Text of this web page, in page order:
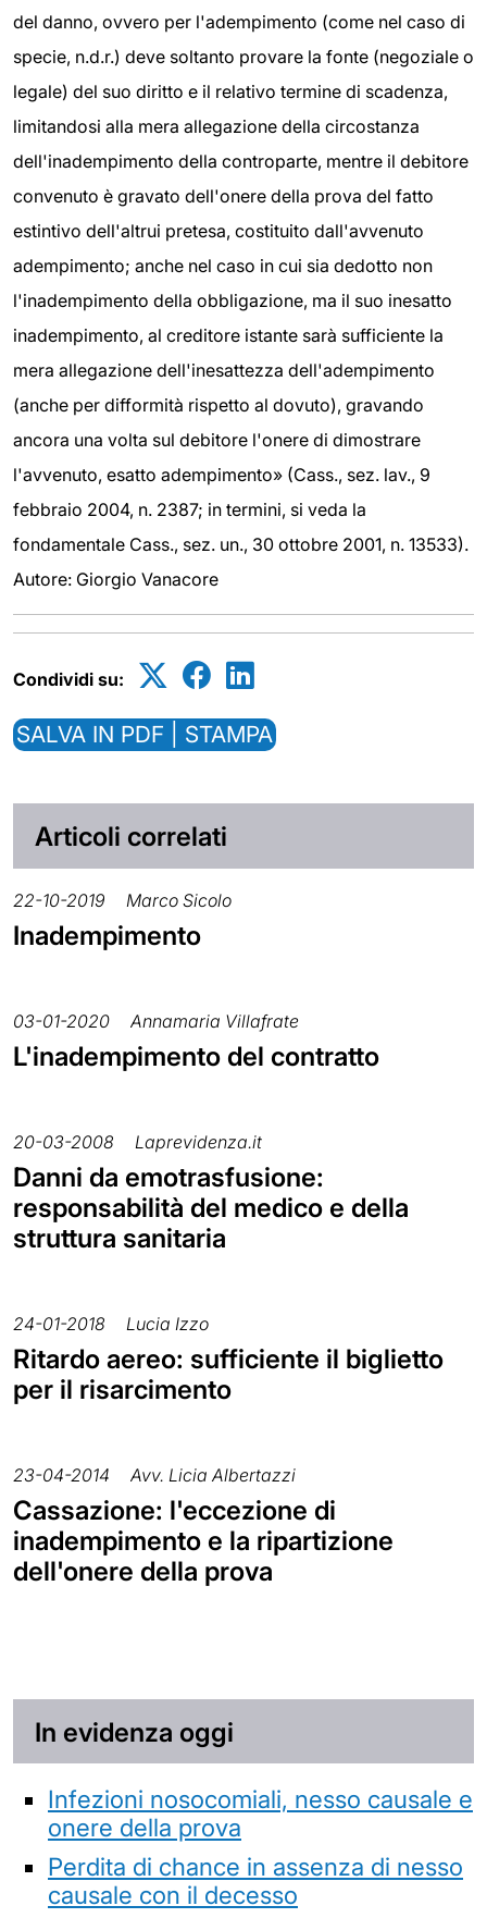
del danno, ovvero per l'adempimento (come nel caso di
specie, n.d.r.) deve soltanto provare la fonte (negoziale o
legale) del suo diritto e il relativo termine di scadenza,
limitandosi alla mera allegazione della circostanza
dell'inadempimento della controparte, mentre il debitore
convenuto è gravato dell'onere della prova del fatto
estintivo dell'altrui pretesa, costituito dall'avvenuto
adempimento; anche nel caso in cui sia dedotto non
l'inadempimento della obbligazione, ma il suo inesatto
inadempimento, al creditore istante sarà sufficiente la
mera allegazione dell'inesattezza dell'adempimento
(anche per difformità rispetto al dovuto), gravando
ancora una volta sul debitore l'onere di dimostrare
l'avvenuto, esatto adempimento» (Cass., sez. lav., 9
febbraio 2004, n. 2387; in termini, si veda la
fondamentale Cass., sez. un., 30 ottobre 2001, n. 13533).
Autore: Giorgio Vanacore
Condividi su:
SALVA IN PDF | STAMPA
Articoli correlati
22-10-2019 Marco Sicolo
Inadempimento
03-01-2020 Annamaria Villafrate
L'inadempimento del contratto
20-03-2008 Laprevidenza.it
Danni da emotrasfusione:
responsabilità del medico e della
struttura sanitaria
24-01-2018 Lucia Izzo
Ritardo aereo: sufficiente il biglietto
per il risarcimento
23-04-2014 Avv. Licia Albertazzi
Cassazione: l'eccezione di
inadempimento e la ripartizione
dell'onere della prova
In evidenza oggi
Infezioni nosocomiali, nesso causale e
onere della prova
Perdita di chance in assenza di nesso
causale con il decesso